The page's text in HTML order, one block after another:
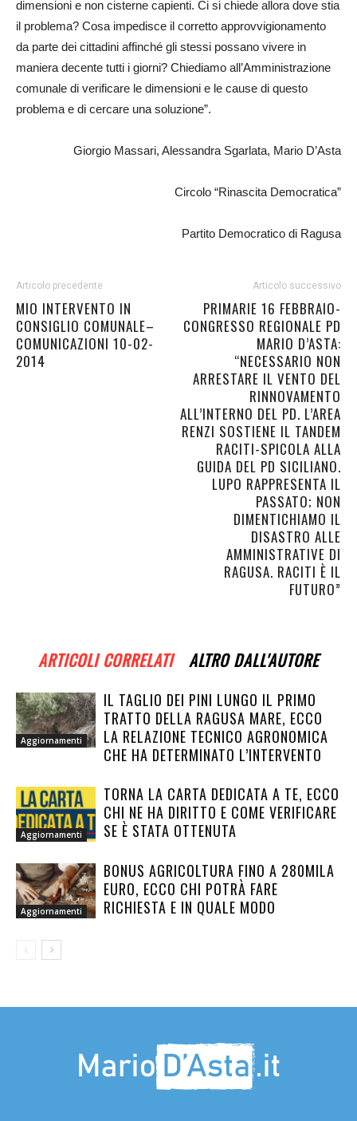
dimensioni e non cisterne capienti. Ci si chiede allora dove stia
il problema? Cosa impedisce il corretto approvvigionamento
da parte dei cittadini affinché gli stessi possano vivere in
maniera decente tutti i giorni? Chiediamo all’Amministrazione
comunale di verificare le dimensioni e le cause di questo
problema e di cercare una soluzione”.
Giorgio Massari, Alessandra Sgarlata, Mario D’Asta
Circolo “Rinascita Democratica”
Partito Democratico di Ragusa
Articolo precedente
MIO INTERVENTO IN
CONSIGLIO COMUNALE–
COMUNICAZIONI 10-02-
2014
Articolo successivo
PRIMARIE 16 FEBBRAIO-
CONGRESSO REGIONALE PD
MARIO D’ASTA:
“NECESSARIO NON
ARRESTARE IL VENTO DEL
RINNOVAMENTO
ALL’INTERNO DEL PD. L’AREA
RENZI SOSTIENE IL TANDEM
RACITI-SPICOLA ALLA
GUIDA DEL PD SICILIANO.
LUPO RAPPRESENTA IL
PASSATO; NON
DIMENTICHIAMO IL
DISASTRO ALLE
AMMINISTRATIVE DI
RAGUSA. RACITI È IL
FUTURO”
ARTICOLI CORRELATI ALTRO DALL'AUTORE
Aggiornamenti
IL TAGLIO DEI PINI LUNGO IL PRIMO
TRATTO DELLA RAGUSA MARE, ECCO
LA RELAZIONE TECNICO AGRONOMICA
CHE HA DETERMINATO L’INTERVENTO
Aggiornamenti
TORNA LA CARTA DEDICATA A TE, ECCO
CHI NE HA DIRITTO E COME VERIFICARE
SE È STATA OTTENUTA
Aggiornamenti
BONUS AGRICOLTURA FINO A 280MILA
EURO, ECCO CHI POTRÀ FARE
RICHIESTA E IN QUALE MODO